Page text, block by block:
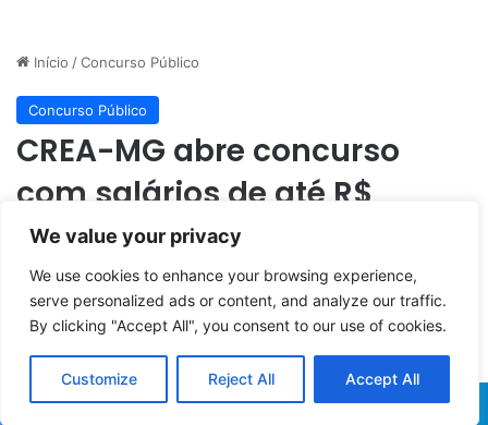
We value your privacy
We use cookies to enhance your browsing experience,
serve personalized ads or content, and analyze our traffic.
By clicking "Accept All", you consent to our use of cookies.
Customize Reject All Accept All